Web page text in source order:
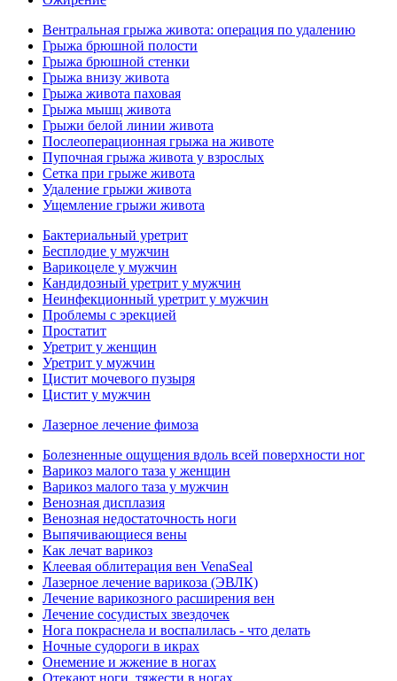
Вентральная грыжа живота: операция по удалению
Грыжа брюшной полости
Грыжа брюшной стенки
Грыжа внизу живота
Грыжа живота паховая
Грыжа мышц живота
Грыжи белой линии живота
Послеоперационная грыжа на животе
Пупочная грыжа живота у взрослых
Сетка при грыже живота
Удаление грыжи живота
Ущемление грыжи живота
Бактериальный уретрит
Бесплодие у мужчин
Варикоцеле у мужчин
Кандидозный уретрит у мужчин
Неинфекционный уретрит у мужчин
Проблемы с эрекцией
Простатит
Уретрит у женщин
Уретрит у мужчин
Цистит мочевого пузыря
Цистит у мужчин
Лазерное лечение фимоза
Болезненные ощущения вдоль всей поверхности ног
Варикоз малого таза у женщин
Варикоз малого таза у мужчин
Венозная дисплазия
Венозная недостаточность ноги
Выпячивающиеся вены
Как лечат варикоз
Клеевая облитерация вен VenaSeal
Лазерное лечение варикоза (ЭВЛК)
Лечение варикозного расширения вен
Лечение сосудистых звездочек
Нога покраснела и воспалилась - что делать
Ночные судороги в икрах
Онемение и жжение в ногах
Отекают ноги, тяжести в ногах